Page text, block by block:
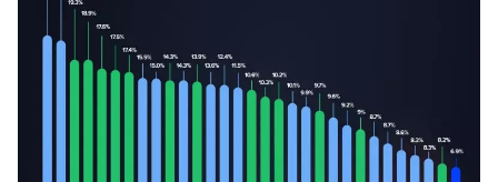
คู่มือการตลาด
บล็อก
คำศัพท์
ตัวเลข
ข่าวบริษัท